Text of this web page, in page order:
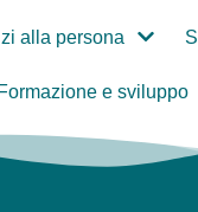
alla persona
e sviluppo